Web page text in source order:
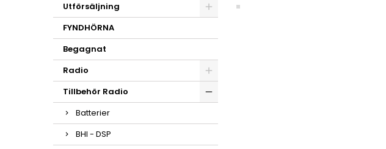
Utförsäljning
FYNDHÖRNA
Begagnat
Radio
Tillbehör Radio
Batterier
BHI - DSP